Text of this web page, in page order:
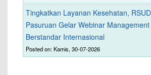
Tingkatkan Layanan Kesehatan,
Pasuruan Gelar Webinar
Berstandar Internasional
Posted on: Kamis, 30-07-2026